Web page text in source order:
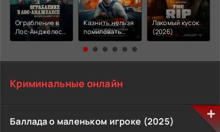
Ограбление в
Лос-Анджелесе
(2026)
Казнить нельзя
помиловать
(2026)
Лакомый кусок
(2026)
Криминальные онлайн
Баллада о маленьком игроке (2025)